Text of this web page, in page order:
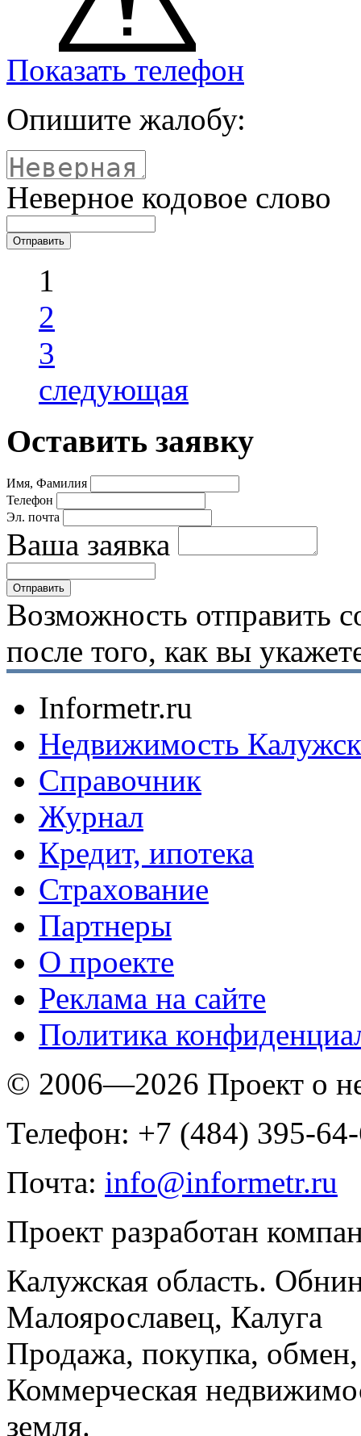
Показать телефон
Опишите жалобу:
Неверное кодовое слово
1
2
3
следующая
Оставить заявку
Имя, Фамилия
Телефон
Эл. почта
Ваша заявка
Возможность отправить
после того, как вы
Informetr.ru
Недвижимость
Справочник
Журнал
Кредит, ипотека
Страхование
Партнеры
O проекте
Реклама на сайте
Политика
© 2006—2026 Проект о
Телефон: +7 (484) 395-
Почта: info@informetr.ru
Проект разработан
Калужская область.
Малоярославец, Калуга
Продажа, покупка, обмен,
Коммерческая
земля.